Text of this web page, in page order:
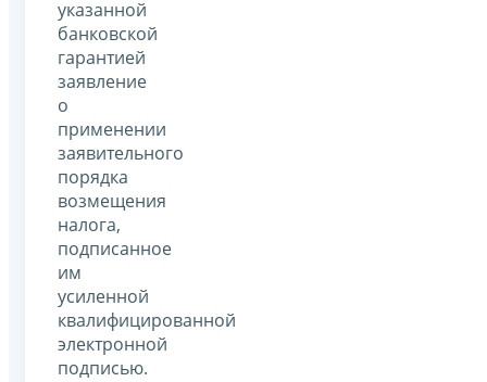
указанной
банковской
гарантией
заявление
о
применении
заявительного
порядка
возмещения
налога,
подписанное
им
усиленной
квалифицированной
электронной
подписью.